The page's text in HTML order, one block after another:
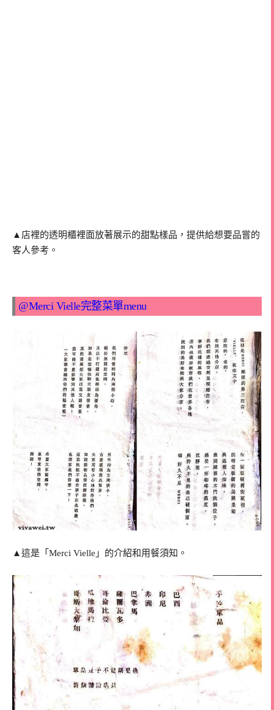
▲店裡的透明櫃裡面放著展示的甜點樣品，提供給想要品嘗的
客人參考。
@Merci Vielle完整菜單menu
▲這是「Merci Vielle」的介紹和用餐須知。